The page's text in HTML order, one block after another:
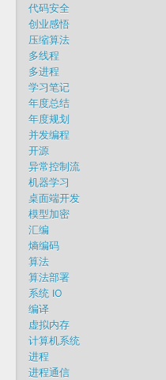
代码安全
创业感悟
压缩算法
多线程
多进程
学习笔记
年度总结
年度规划
并发编程
开源
异常控制流
机器学习
桌面端开发
模型加密
汇编
熵编码
算法
算法部署
系统 IO
编译
虚拟内存
计算机系统
进程
进程通信